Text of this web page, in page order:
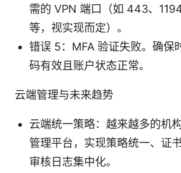
需的 VPN 端口（如 443、
等，视实现而定）。
错误 5：MFA 验证失败。确保
码有效且账户状态正常。
云端管理与未来趋势
云端统一策略：越来越多的机
管理平台，实现策略统一、证
审核日志集中化。